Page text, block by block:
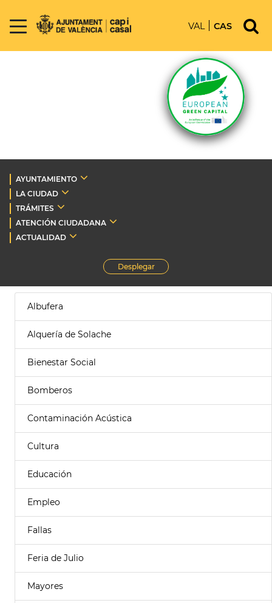
VAL CAS
AYUNTAMIENTO
LA CIUDAD
TRÁMITES
ATENCIÓN CIUDADANA
ACTUALIDAD
Desplegar
Albufera
Alquería de Solache
Bienestar Social
Bomberos
Contaminación Acústica
Cultura
Educación
Empleo
Fallas
Feria de Julio
Mayores